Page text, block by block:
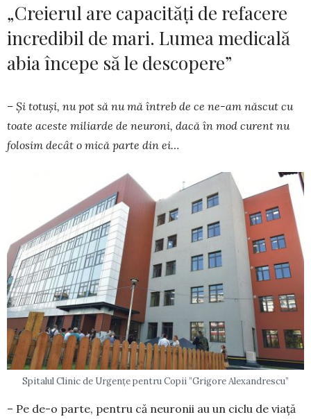
„Creierul are capacități de refacere
incredibil de mari. Lumea medicală
abia începe să le descopere”
– Și totuși, nu pot să nu mă întreb de ce ne-am născut cu
toate aceste miliarde de neuroni, dacă în mod curent nu
folosim decât o mică parte din ei…
Spitalul Clinic de Urgențe pentru Copii ”Grigore Alexandrescu”
– Pe de-o parte, pentru că neuronii au un ciclu de viață